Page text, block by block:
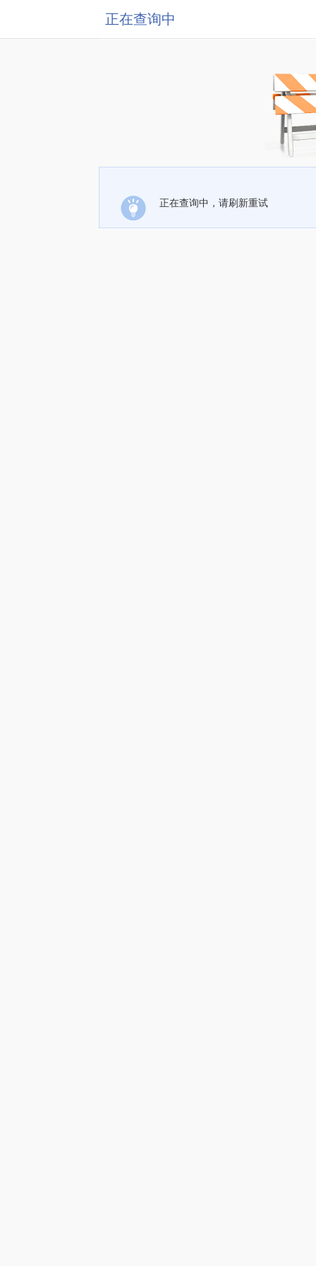
正在查询中
正在查询中，请刷新重试